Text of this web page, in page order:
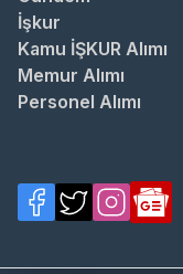
İşkur
Kamu İŞKUR Alımı
Memur Alımı
Personel Alımı